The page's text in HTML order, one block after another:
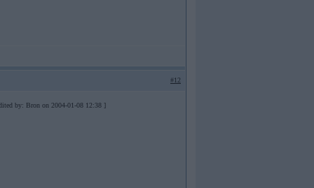
#12
by: Bron on 2004-01-08 12:38 ]